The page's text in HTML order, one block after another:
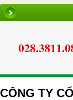
CÔNG TY